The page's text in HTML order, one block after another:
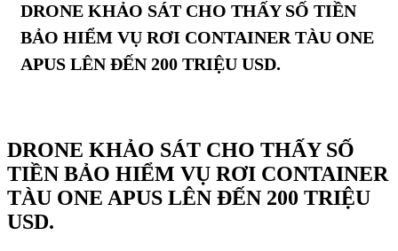
DRONE KHẢO SÁT CHO THẤY SỐ TIỀN
BẢO HIỂM VỤ RƠI CONTAINER TÀU ONE
APUS LÊN ĐẾN 200 TRIỆU USD.
DRONE KHẢO SÁT CHO THẤY SỐ
TIỀN BẢO HIỂM VỤ RƠI CONTAINER
TÀU ONE APUS LÊN ĐẾN 200 TRIỆU
USD.